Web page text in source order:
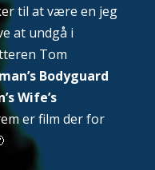
til at være en jeg
at undgå i
Tom
Bodyguard
Wife’s
er film der for